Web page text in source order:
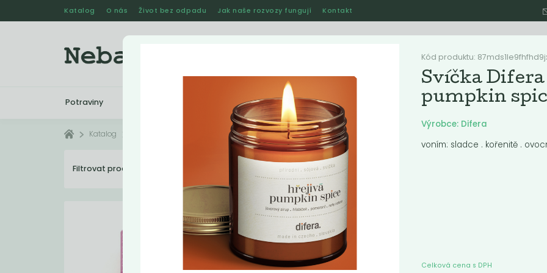
Katalog O nás Život bez odpadu Jak naše rozvozy fungují Kontakt
Potraviny Kosmetika Ostatní Jak naše rozvozy fungují
Katalog
Filtrovat produkty Doporučené Nejlevnější
Kód produktu:
Svíčka
pumpkin
Výrobce: Difera
voním: sladce . kořenitě .
Celková cena s DPH